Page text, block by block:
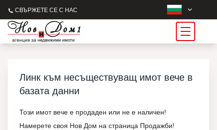
СВЪРЖЕТЕ СЕ С НАС
Линк към несъществуващ имот вече в
базата данни
Този имот вече е продаден или не е наличен!
Намерете своя Нов Дом на страница Продажби!